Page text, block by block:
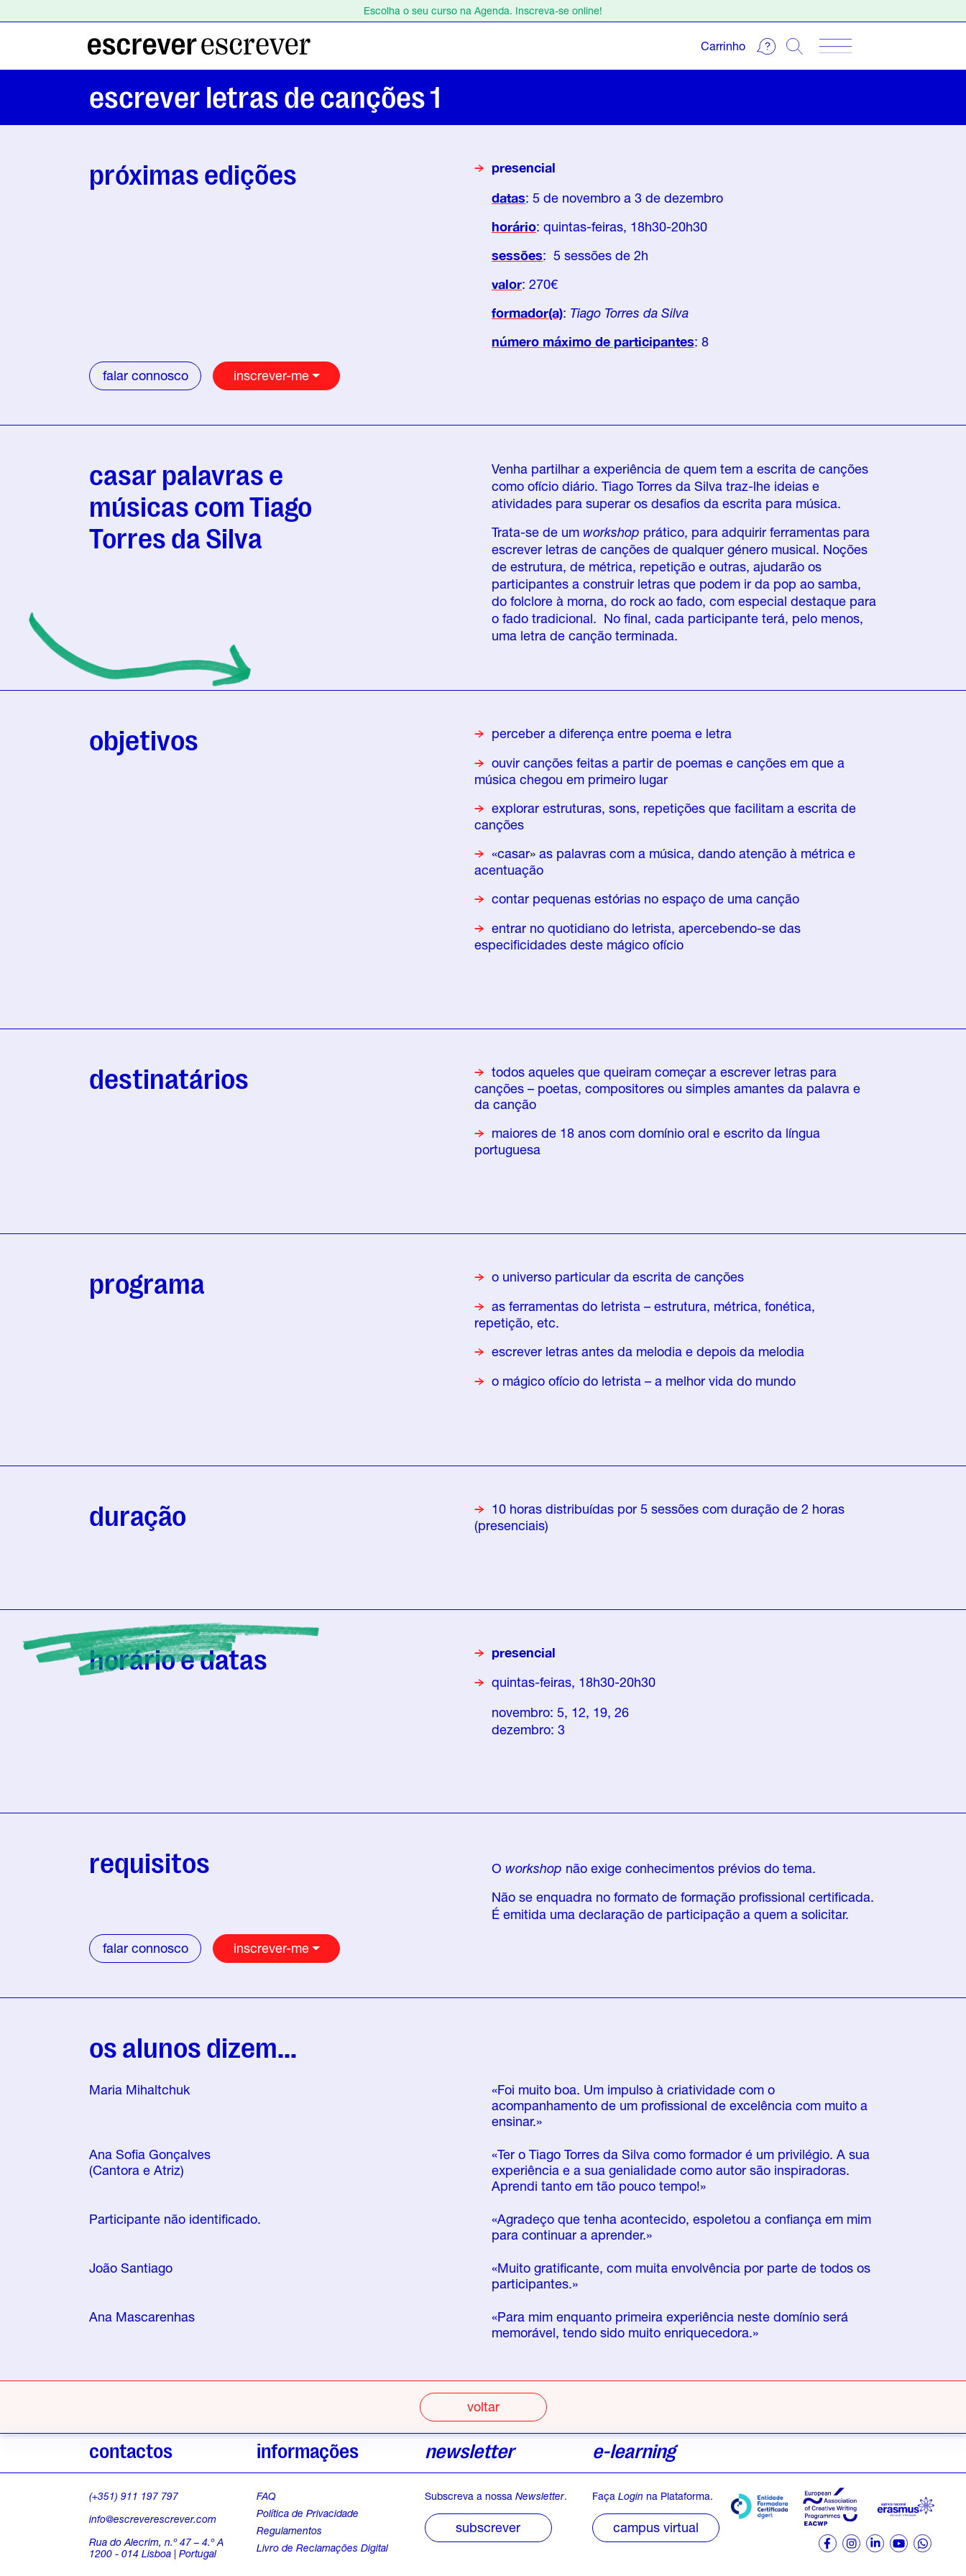
Escolha o seu curso na Agenda. Inscreva-se online!
Carrinho
escrever letras de canções 1
próximas edições
falar connosco inscrever-me
presencial
datas: 5 de novembro a 3 de dezembro
horário: quintas-feiras, 18h30-20h30
sessões: 5 sessões de 2h
valor: 270€
formador(a): Tiago Torres da Silva
número máximo de participantes: 8
casar palavras e
músicas com Tiago
Torres da Silva
Venha partilhar a experiência de quem tem a escrita de canções
como ofício diário. Tiago Torres da Silva traz-lhe ideias e
atividades para superar os desafios da escrita para música.
Trata-se de um workshop prático, para adquirir ferramentas para
escrever letras de canções de qualquer género musical. Noções
de estrutura, de métrica, repetição e outras, ajudarão os
participantes a construir letras que podem ir da pop ao samba,
do folclore à morna, do rock ao fado, com especial destaque para
o fado tradicional. No final, cada participante terá, pelo menos,
uma letra de canção terminada.
objetivos
perceber a diferença entre poema e letra
ouvir canções feitas a partir de poemas e canções em que a
música chegou em primeiro lugar
explorar estruturas, sons, repetições que facilitam a escrita de
canções
«casar» as palavras com a música, dando atenção à métrica e
acentuação
contar pequenas estórias no espaço de uma canção
entrar no quotidiano do letrista, apercebendo-se das
especificidades deste mágico ofício
destinatários
todos aqueles que queiram começar a escrever letras para
canções – poetas, compositores ou simples amantes da palavra e
da canção
maiores de 18 anos com domínio oral e escrito da língua
portuguesa
programa
o universo particular da escrita de canções
as ferramentas do letrista – estrutura, métrica, fonética,
repetição, etc.
escrever letras antes da melodia e depois da melodia
o mágico ofício do letrista – a melhor vida do mundo
duração
10 horas distribuídas por 5 sessões com duração de 2 horas
(presenciais)
horário e datas
presencial
quintas-feiras, 18h30-20h30
novembro: 5, 12, 19, 26
dezembro: 3
requisitos
falar connosco inscrever-me
O workshop não exige conhecimentos prévios do tema.
Não se enquadra no formato de formação profissional certificada.
É emitida uma declaração de participação a quem a solicitar.
os alunos dizem...
Maria Mihaltchuk
«Foi muito boa. Um impulso à criatividade com o
acompanhamento de um profissional de excelência com muito a
ensinar.»
Ana Sofia Gonçalves
(Cantora e Atriz)
«Ter o Tiago Torres da Silva como formador é um privilégio. A sua
experiência e a sua genialidade como autor são inspiradoras.
Aprendi tanto em tão pouco tempo!»
Participante não identificado.
«Agradeço que tenha acontecido, espoletou a confiança em mim
para continuar a aprender.»
João Santiago
«Muito gratificante, com muita envolvência por parte de todos os
participantes.»
Ana Mascarenhas
«Para mim enquanto primeira experiência neste domínio será
memorável, tendo sido muito enriquecedora.»
voltar
contactos informações newsletter e-learning
(+351) 911 197 797
info@escreverescrever.com
Rua do Alecrim, n.º 47 – 4.º A
1200 - 014 Lisboa | Portugal
FAQ
Política de Privacidade
Regulamentos
Livro de Reclamações Digital
Subscreva a nossa Newsletter.
subscrever
Faça Login na Plataforma.
campus virtual